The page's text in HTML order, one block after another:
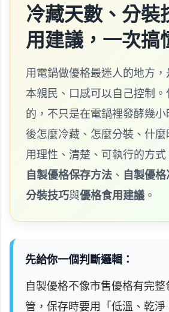
冷藏天數、分裝
用建議，一次搞
用電鍋做優格最迷人的地方
本親民、口感可以自己控制
的，不只是在電鍋裡發酵幾
後怎麼冷藏、怎麼分裝、什麼
用理性、清楚、可執行的方式
自製優格保存方法 、 自製優
分裝技巧與優格食用建議 。
先給你一個判斷邏輯：
自製優格不像市售優格有完
管，保存時要用「低溫、乾